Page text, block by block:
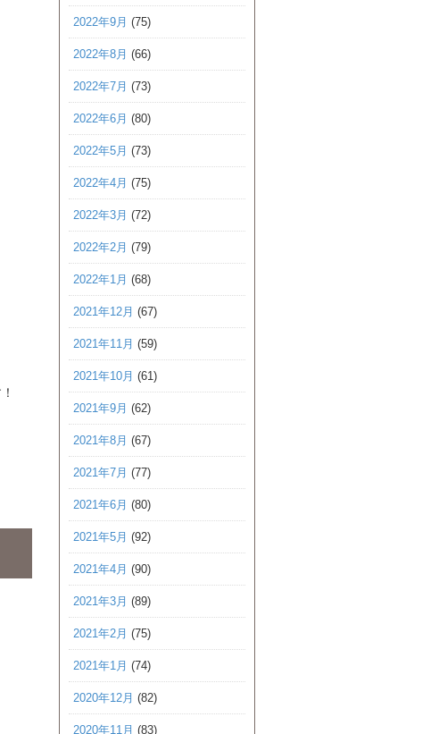
2022年9月 (75)
2022年8月 (66)
2022年7月 (73)
2022年6月 (80)
2022年5月 (73)
2022年4月 (75)
2022年3月 (72)
2022年2月 (79)
2022年1月 (68)
2021年12月 (67)
2021年11月 (59)
2021年10月 (61)
2021年9月 (62)
2021年8月 (67)
2021年7月 (77)
2021年6月 (80)
2021年5月 (92)
2021年4月 (90)
2021年3月 (89)
2021年2月 (75)
2021年1月 (74)
2020年12月 (82)
2020年11月 (83)